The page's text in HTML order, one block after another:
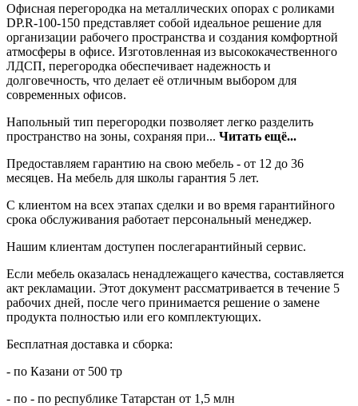
Офисная перегородка на металлических опорах с роликами
DP.R-100-150 представляет собой идеальное решение для
организации рабочего пространства и создания комфортной
атмосферы в офисе. Изготовленная из высококачественного
ЛДСП, перегородка обеспечивает надежность и
долговечность, что делает её отличным выбором для
современных офисов.
Напольный тип перегородки позволяет легко разделить
пространство на зоны, сохраняя при... Читать ещё...
Предоставляем гарантию на свою мебель - от 12 до 36
месяцев. На мебель для школы гарантия 5 лет.
С клиентом на всех этапах сделки и во время гарантийного
срока обслуживания работает персональный менеджер.
Нашим клиентам доступен послегарантийный сервис.
Если мебель оказалась ненадлежащего качества, составляется
акт рекламации. Этот документ рассматривается в течение 5
рабочих дней, после чего принимается решение о замене
продукта полностью или его комплектующих.
Бесплатная доставка и сборка:
- по Казани от 500 тр
- по - по республике Татарстан от 1,5 млн